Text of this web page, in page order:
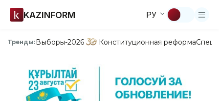
KAZINFORM РУ
Тренды:Выборы-2026 Конституционная реформа